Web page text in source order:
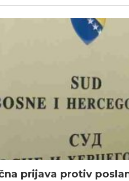
prijava protiv